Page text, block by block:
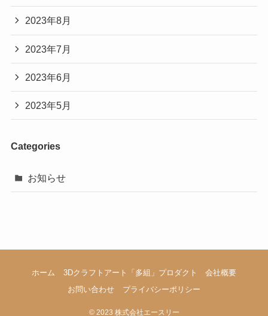
2023年8月
2023年7月
2023年6月
2023年5月
Categories
お知らせ
ホーム 3Dクラフトアート「多組」プロダクト
会社概要
お問い合わせ
プライバシーポリシー
©2023 株式会社エースリー